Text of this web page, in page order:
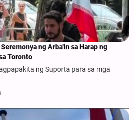
ng Arba'in sa Harap ng
Toronto
ng Suporta para sa mga